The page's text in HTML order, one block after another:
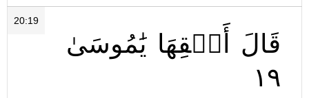
20:19
قَالَ أَلۡقِهَا يَٰمُوسَىٰ
١٩